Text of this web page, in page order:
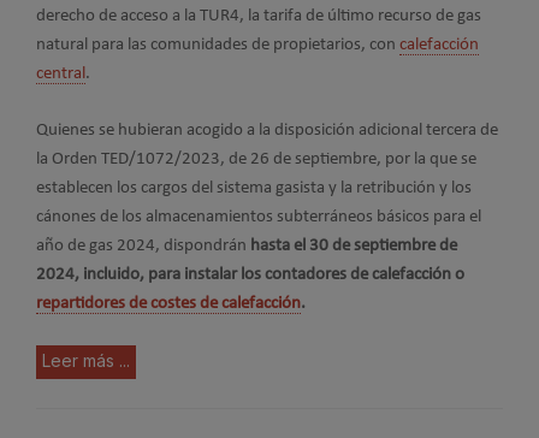
derecho de acceso a la TUR4, la tarifa de último recurso de gas
natural para las comunidades de propietarios, con calefacción
central.
Quienes se hubieran acogido a la disposición adicional tercera de
la Orden TED/1072/2023, de 26 de septiembre, por la que se
establecen los cargos del sistema gasista y la retribución y los
cánones de los almacenamientos subterráneos básicos para el
año de gas 2024, dispondrán hasta el 30 de septiembre de
2024, incluido, para instalar los contadores de calefacción o
repartidores de costes de calefacción.
Leer más ...